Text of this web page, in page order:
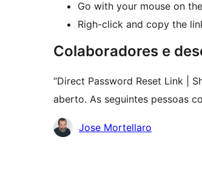
Go with your mouse on
Righ-click and copy the
Colaboradores e
“Direct Password Reset Link |
aberto. As seguintes pessoas
Colaboradores
Jose Mortellaro